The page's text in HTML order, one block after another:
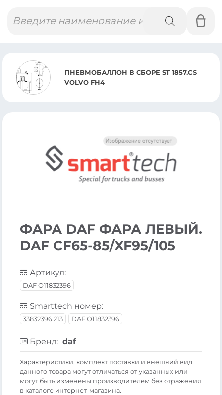
товаров
ПНЕВМОБАЛЛОН В СБОРЕ ST 1857.CS
VOLVO FH4
ФАРА DAF ФАРА ЛЕВЫЙ.
DAF CF65-85/XF95/105
Артикул:
DAF O11832396
Smarttech номер:
33832396.213 DAF O11832396
Бренд: daf
Xарактеристики, комплект поставки и внешний вид
данного товара могут отличаться от указанных или
могут быть изменены производителем без отражения
в каталоге интернет-магазина.